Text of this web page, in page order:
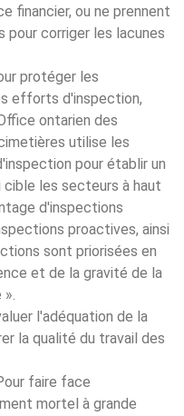
financier, ou ne prennent
pour corriger les lacunes
protéger les
efforts d'inspection,
ontarien des
utilise les
pour établir un
cible les secteurs à haut
d'inspections
proactives, ainsi
sont priorisées en
et de la gravité de la
l'adéquation de la
la qualité du travail des
faire face
mortel à grande